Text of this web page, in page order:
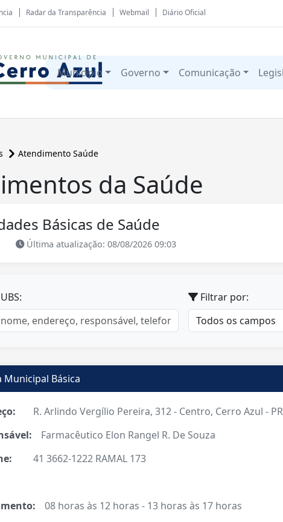
Radar da Transparência Webmail Diário Oficial
Município Governo Comunicação
Atendimento Saúde
da Saúde
Básicas de Saúde
Última atualização: 08/08/2026 09:03
Filtrar por:
Municipal Básica
R. Arlindo Vergílio Pereira, 312 - Centro, Cerro Azul -
Farmacêutico Elon Rangel R. De Souza
41 3662-1222 RAMAL 173
08 horas às 12 horas - 13 horas às 17 horas